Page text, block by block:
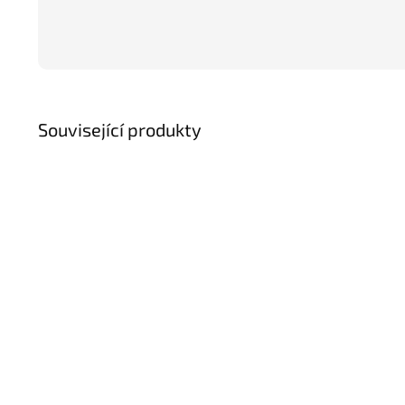
Související produkty